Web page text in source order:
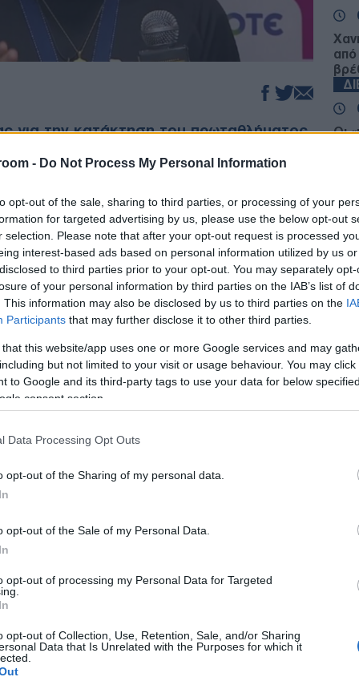
- Do Not Process My Personal Information
opt-out of the sale, sharing to third parties, or processing of your
for targeted advertising by us, please use the below opt-out
selection. Please note that after your opt-out request is processed
interest-based ads based on personal information utilized by us
to third parties prior to your opt-out. You may separately
of your personal information by third parties on the IAB’s list of
This information may also be disclosed by us to third parties on the
Participants that may further disclose it to other third parties.
that this website/app uses one or more Google services and may
but not limited to your visit or usage behaviour. You may
to Google and its third-party tags to use your data for below
consent section.
Data Processing Opt Outs
opt-out of the Sharing of my personal data.
opt-out of the Sale of my Personal Data.
opt-out of processing my Personal Data for Targeted
opt-out of Collection, Use, Retention, Sale, and/or Sharing
Data that Is Unrelated with the Purposes for which it
για την κατάκτηση του πρωταθλήματος,
λίγο τη χαρά της στιγμής και
τοποθέτηση, αναφερόμενος
κοριτσιών που συγκλόνισαν το
μπακ τόνισε πως πολλές φορές η εικόνα
δεν ανταποκρίνεται στην πραγματική του
εποχή όπου βλέπεις ανθρώπους που νομίζεις
τι κουβαλούν μέσα τους», σημείωσε,
να φαίνεται κανείς ''δυνατός'' μπορεί να
της ουσιαστικής ανθρώπινης επαφής:
καλά, να πρέπει να το εννοούμε
ότι δεν είναι βάρος, αλλά ότι κάποιος τον
κίνηση, μια κουβέντα ή μια αγκαλιά μπορεί
από
Οι
το